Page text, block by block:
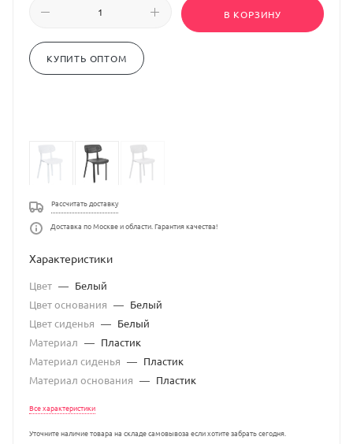
В КОРЗИНУ
КУПИТЬ ОПТОМ
Рассчитать доставку
Доставка по Москве и области. Гарантия качества!
Характеристики
Цвет — Белый
Цвет основания — Белый
Цвет сиденья — Белый
Материал — Пластик
Материал сиденья — Пластик
Материал основания — Пластик
Все характеристики
Уточните наличие товара на складе самовывоза если хотите забрать сегодня.